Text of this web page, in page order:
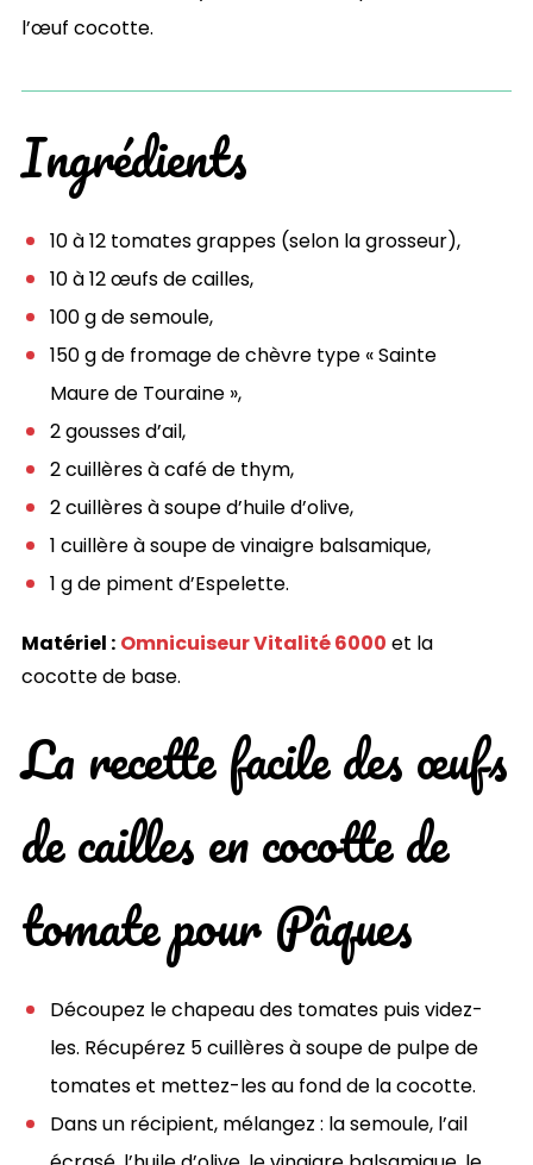
l’œuf cocotte.
Ingrédients
10 à 12 tomates grappes (selon la grosseur),
10 à 12 œufs de cailles,
100 g de semoule,
150 g de fromage de chèvre type « Sainte
Maure de Touraine »,
2 gousses d’ail,
2 cuillères à café de thym,
2 cuillères à soupe d’huile d’olive,
1 cuillère à soupe de vinaigre balsamique,
1 g de piment d’Espelette.
Matériel : Omnicuiseur Vitalité 6000 et la
cocotte de base.
La recette facile des œufs
de cailles en cocotte de
tomate pour Pâques
Découpez le chapeau des tomates puis videz-
les. Récupérez 5 cuillères à soupe de pulpe de
tomates et mettez-les au fond de la cocotte.
Dans un récipient, mélangez : la semoule, l’ail